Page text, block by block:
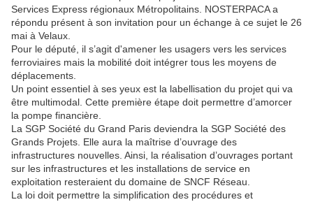
Services Express régionaux Métropolitains. NOSTERPACA a
répondu présent à son invitation pour un échange à ce sujet le 26
mai à Velaux.
Pour le député, il s’agit d'amener les usagers vers les services
ferroviaires mais la mobilité doit intégrer tous les moyens de
déplacements.
Un point essentiel à ses yeux est la labellisation du projet qui va
être multimodal. Cette première étape doit permettre d’amorcer
la pompe financière.
La SGP Société du Grand Paris deviendra la SGP Société des
Grands Projets. Elle aura la maîtrise d’ouvrage des
infrastructures nouvelles. Ainsi, la réalisation d’ouvrages portant
sur les infrastructures et les installations de service en
exploitation resteraient du domaine de SNCF Réseau.
La loi doit permettre la simplification des procédures et